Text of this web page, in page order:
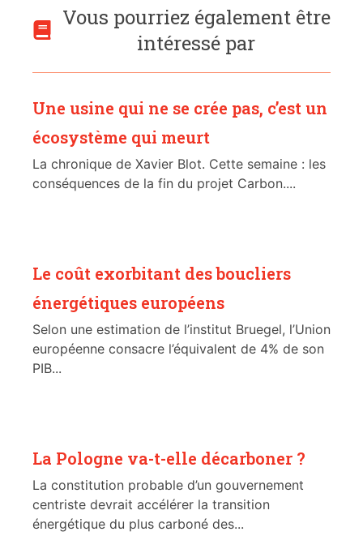
Vous pourriez également être
intéressé par
Une usine qui ne se crée pas, c’est un
écosystème qui meurt
La chronique de Xavier Blot. Cette semaine : les
conséquences de la fin du projet Carbon....
Le coût exorbitant des boucliers
énergétiques européens
Selon une estimation de l’institut Bruegel, l’Union
européenne consacre l’équivalent de 4% de son
PIB...
La Pologne va-t-elle décarboner ?
La constitution probable d’un gouvernement
centriste devrait accélérer la transition
énergétique du plus carboné des...